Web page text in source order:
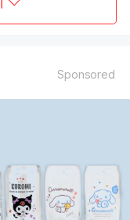
Sponsored